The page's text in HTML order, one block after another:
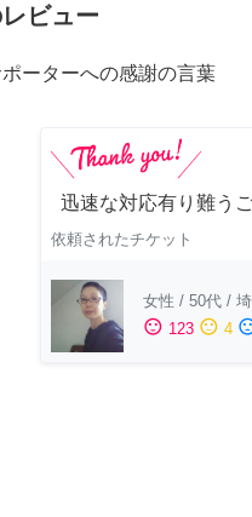
ビュー
ーターへの感謝の言葉
迅速な対応有り難う
依頼されたチケット
女性 / 50代 /
sentiment_satisfied 123 sentiment_neutral 4